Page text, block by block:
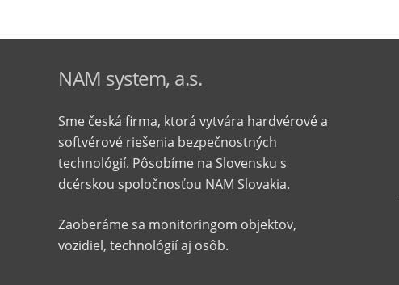
NAM system, a.s.
Sme česká firma, ktorá vytvára hardvérové ​​a
softvérové ​​riešenia bezpečnostných
technológií. Pôsobíme na Slovensku s
dcérskou spoločnosťou NAM Slovakia.
Zaoberáme sa monitoringom objektov,
vozidiel, technológií aj osôb.